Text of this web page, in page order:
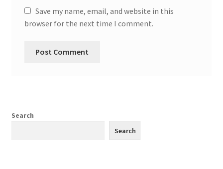
Save my name, email, and website in this
browser for the next time I comment.
Search
Search